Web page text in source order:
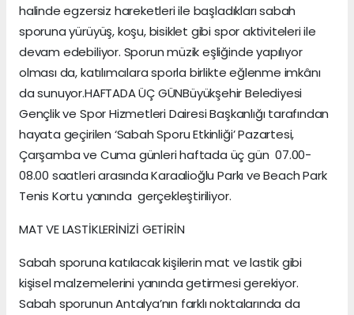
halinde egzersiz hareketleri ile başladıkları sabah
sporuna yürüyüş, koşu, bisiklet gibi spor aktiviteleri ile
devam edebiliyor. Sporun müzik eşliğinde yapılıyor
olması da, katılımcılara sporla birlikte eğlenme imkânı
da sunuyor.HAFTADA ÜÇ GÜNBüyükşehir Belediyesi
Gençlik ve Spor Hizmetleri Dairesi Başkanlığı tarafından
hayata geçirilen ‘Sabah Sporu Etkinliği’ Pazartesi,
Çarşamba ve Cuma günleri haftada üç gün 07.00-
08.00 saatleri arasında Karaalioğlu Parkı ve Beach Park
Tenis Kortu yanında gerçekleştiriliyor.
MAT VE LASTİKLERİNİZİ GETİRİN
Sabah sporuna katılacak kişilerin mat ve lastik gibi
kişisel malzemelerini yanında getirmesi gerekiyor.
Sabah sporunun Antalya’nın farklı noktalarında da